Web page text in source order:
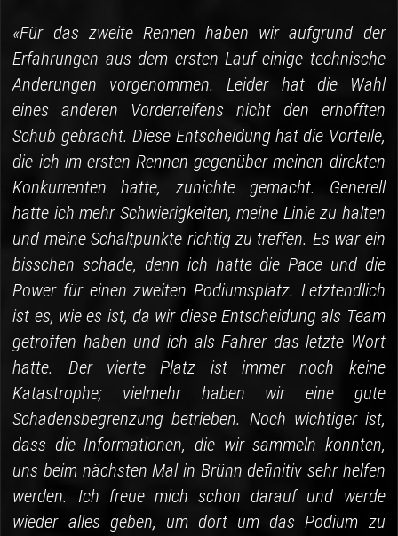
«Für das zweite Rennen haben wir aufgrund der
Erfahrungen aus dem ersten Lauf einige technische
Änderungen vorgenommen. Leider hat die Wahl
eines anderen Vorderreifens nicht den erhofften
Schub gebracht. Diese Entscheidung hat die Vorteile,
die ich im ersten Rennen gegenüber meinen direkten
Konkurrenten hatte, zunichte gemacht. Generell
hatte ich mehr Schwierigkeiten, meine Linie zu halten
und meine Schaltpunkte richtig zu treffen. Es war ein
bisschen schade, denn ich hatte die Pace und die
Power für einen zweiten Podiumsplatz. Letztendlich
ist es, wie es ist, da wir diese Entscheidung als Team
getroffen haben und ich als Fahrer das letzte Wort
hatte. Der vierte Platz ist immer noch keine
Katastrophe; vielmehr haben wir eine gute
Schadensbegrenzung betrieben. Noch wichtiger ist,
dass die Informationen, die wir sammeln konnten,
uns beim nächsten Mal in Brünn definitiv sehr helfen
werden. Ich freue mich schon darauf und werde
wieder alles geben, um dort um das Podium zu